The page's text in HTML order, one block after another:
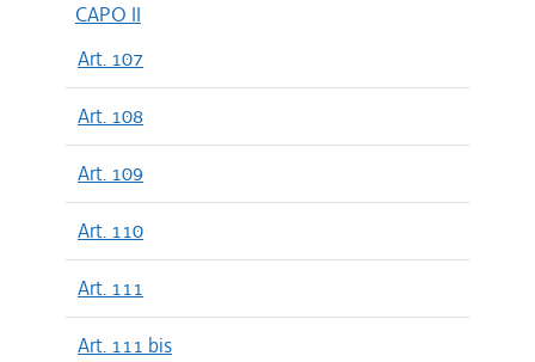
CAPO II
Art. 107
Art. 108
Art. 109
Art. 110
Art. 111
Art. 111 bis